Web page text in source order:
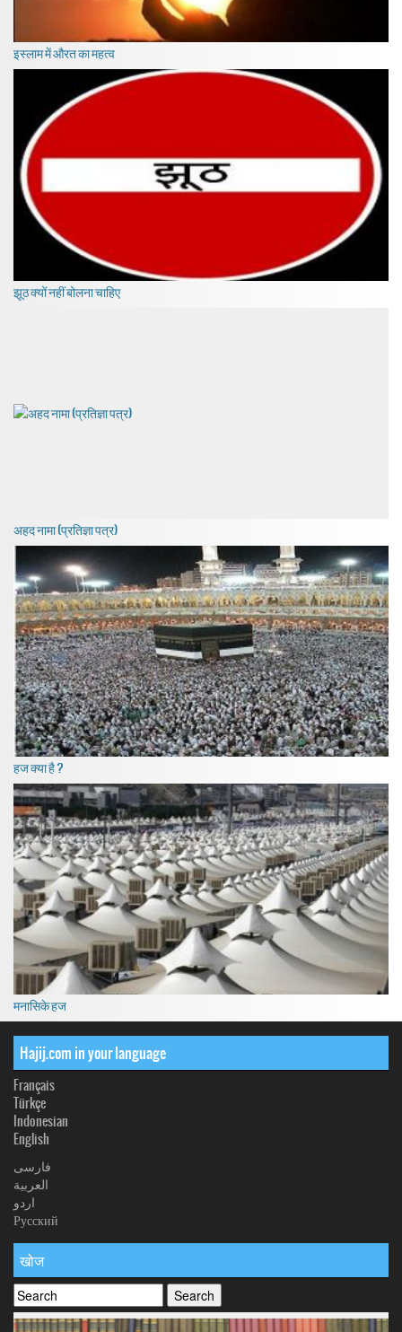
इस्लाम में औरत का महत्व
झूठ क्यों नहीं बोलना चाहिए
अहद नामा (प्रतिज्ञा पत्र)
हज क्या है ?
मनासिके हज
Hajij.com in your language
Français
Türkçe
Indonesian
English
فارسی
العربیة
اردو
Русский
खोज